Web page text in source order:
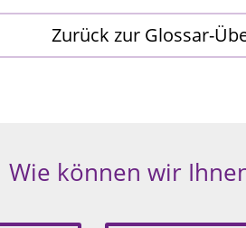
Zurück zur Glossar-
Wie können wir